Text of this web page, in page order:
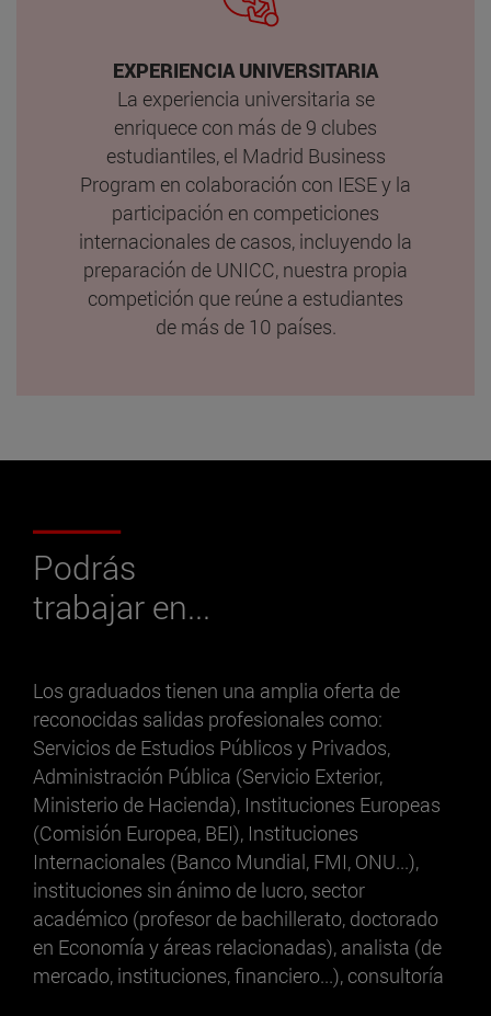
EXPERIENCIA UNIVERSITARIA
La experiencia universitaria se
enriquece con más de 9 clubes
estudiantiles, el Madrid Business
Program en colaboración con IESE y la
participación en competiciones
internacionales de casos, incluyendo la
preparación de UNICC, nuestra propia
competición que reúne a estudiantes
de más de 10 países.
Podrás
trabajar en...
Los graduados tienen una amplia oferta de
reconocidas salidas profesionales como:
Servicios de Estudios Públicos y Privados,
Administración Pública (Servicio Exterior,
Ministerio de Hacienda), Instituciones Europeas
(Comisión Europea, BEI), Instituciones
Internacionales (Banco Mundial, FMI, ONU...),
instituciones sin ánimo de lucro, sector
académico (profesor de bachillerato, doctorado
en Economía y áreas relacionadas), analista (de
mercado, instituciones, financiero...), consultoría